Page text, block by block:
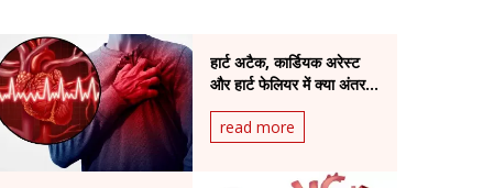
हार्ट अटैक, कार्डियक अरेस्ट
और हार्ट फेलियर में क्या अंतर
read more